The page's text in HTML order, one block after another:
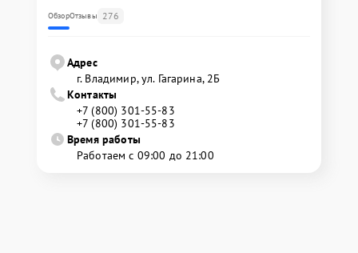
ОбзорОтзывы 276
Адрес
г. Владимир, ул. Гагарина, 2Б
Контакты
+7 (800) 301-55-83
+7 (800) 301-55-83
Время работы
Работаем с 09:00 до 21:00